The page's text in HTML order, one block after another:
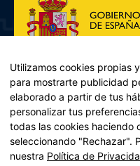
Plan de Recuperación,
Utilizamos cookies propias
para mostrarte publicidad
elaborado a partir de tus
personalizar tus
todas las cookies haciendo
seleccionando "Rechazar".
nuestra Política de